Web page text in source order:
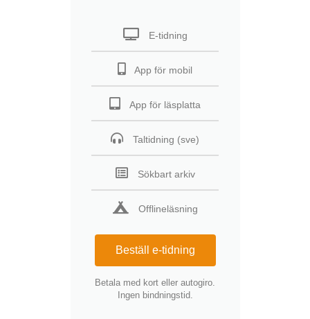
E-tidning
App för mobil
App för läsplatta
Taltidning (sve)
Sökbart arkiv
Offlineläsning
Beställ e-tidning
Betala med kort eller autogiro.
Ingen bindningstid.